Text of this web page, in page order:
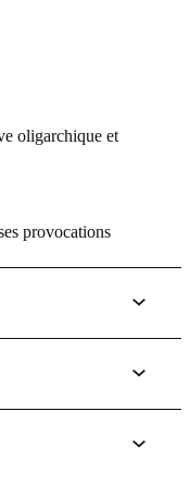
oligarchique et
provocations